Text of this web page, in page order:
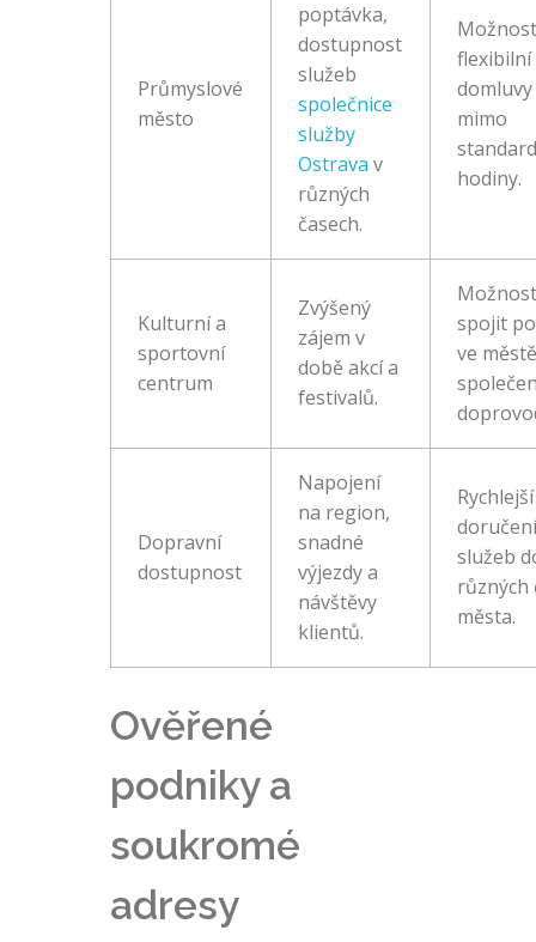
Průmyslové
město
poptávka,
dostupnost
služeb
společnice
služby
Ostrava v
různých
časech.
flexibilní
domluvy
mimo
hodiny.
Kulturní a
sportovní
centrum
Zvýšený
zájem v
době akcí a
festivalů.
spojit
ve
Dopravní
dostupnost
Napojení
na region,
snadné
výjezdy a
návštěvy
klientů.
Rychlejší
služeb
různých
města.
Ověřené
podniky a
soukromé
adresy